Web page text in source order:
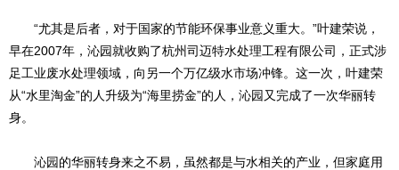
“尤其是后者，对于国家的节能环保事业意义重大。”叶建荣说，
早在2007年，沁园就收购了杭州司迈特水处理工程有限公司，正式涉
足工业废水处理领域，向另一个万亿级水市场冲锋。这一次，叶建荣
从“水里淘金”的人升级为“海里捞金”的人，沁园又完成了一次华丽转
身。
沁园的华丽转身来之不易，虽然都是与水相关的产业，但家庭用